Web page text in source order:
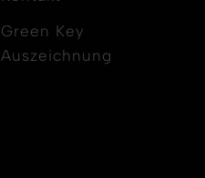
Green Key
Auszeichnung